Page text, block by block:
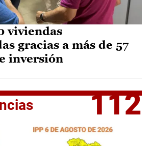
viviendas
gracias a más de 57
inversión
112